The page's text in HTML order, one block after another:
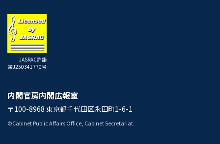
JASRAC許諾
第J250341770号
内閣官房内閣広報室
〒100-8968 東京都千代田区永田町1-6-1
©Cabinet Public Affairs Office, Cabinet Secretariat.